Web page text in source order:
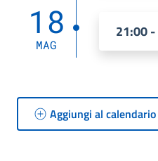
18
MAG
21:00
Aggiungi al calendario